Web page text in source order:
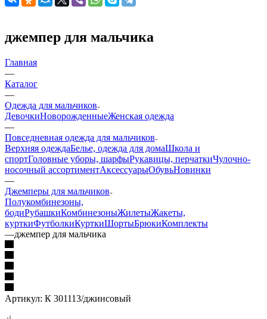
джемпер для мальчика
Главная
—
Каталог
—
Одежда для мальчиков
ДевочкиНоворожденныеЖенская одежда
—
Повседневная одежда для мальчиков
Верхняя одеждаБелье, одежда для домаШкола и
спортГоловные уборы, шарфыРукавицы, перчаткиЧулочно-
носочный ассортиментАксессуарыОбувьНовинки
—
Джемперы для мальчиков
Полукомбинезоны,
бодиРубашкиКомбинезоныЖилетыЖакеты,
курткиФутболкиКурткиШортыБрюкиКомплекты
—джемпер для мальчика
Артикул: К 301113/джинсовый